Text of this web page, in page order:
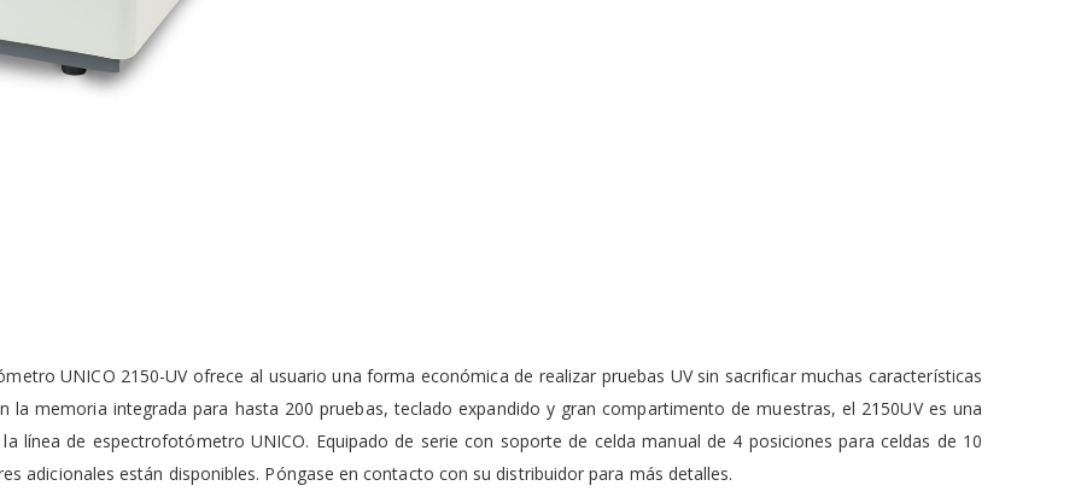
UNICO 2150-UV ofrece al usuario una forma económica de realizar pruebas UV sin sacrificar muchas características
la memoria integrada para hasta 200 pruebas, teclado expandido y gran compartimento de muestras, el 2150UV es una
línea de espectrofotómetro UNICO. Equipado de serie con soporte de celda manual de 4 posiciones para celdas de 10
adicionales están disponibles. Póngase en contacto con su distribuidor para más detalles.